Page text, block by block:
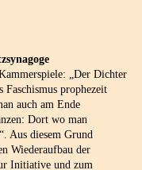
„Der Dichter
prophezeit
auch am Ende
Dort wo man
Aus diesem Grund
Wiederaufbau der
Initiative und zum